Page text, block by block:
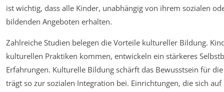
ist wichtig, dass alle Kinder, unabhängig von ihrem sozialen
bildenden Angeboten erhalten.
Zahlreiche Studien belegen die Vorteile kultureller Bildung.
kulturellen Praktiken kommen, entwickeln ein stärkeres
Erfahrungen. Kulturelle Bildung schärft das Bewusstsein für
trägt so zur sozialen Integration bei. Einrichtungen, die sich